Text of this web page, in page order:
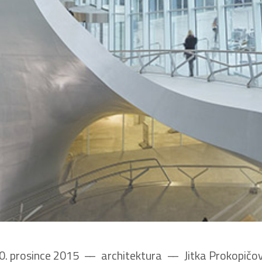
prosince 2015 –– architektura –– Jitka